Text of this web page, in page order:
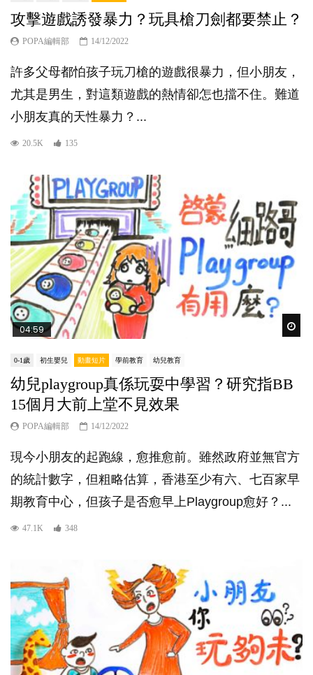
攻擊遊戲誘發暴力？玩具槍刀劍都要禁止？
POPA編輯部 14/12/2022
許多父母都怕孩子玩刀槍的遊戲很暴力，但小朋友，
尤其是男生，對這類遊戲的熱情卻怎也擋不住。難道
小朋友真的天性暴力？...
20.5K 135
04:59
0-1歲 初生嬰兒 動畫短片 學前教育 幼兒教育
幼兒playgroup真係玩耍中學習？研究指BB
15個月大前上堂不見效果
POPA編輯部 14/12/2022
現今小朋友的起跑線，愈推愈前。雖然政府並無官方
的統計數字，但粗略估算，香港至少有六、七百家早
期教育中心，但孩子是否愈早上Playgroup愈好？...
47.1K 348